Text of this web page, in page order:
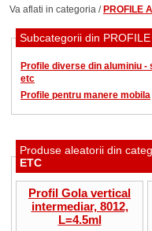
Va aflati in categoria / PROFILE
Subcategorii din
Profile diverse din aluminiu -
etc
Profile pentru manere mobila
Produse aleatorii din
ETC
Profil Gola vertical
intermediar, 8012,
L=4.5ml